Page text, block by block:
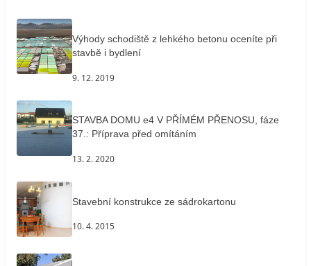
Výhody schodiště z lehkého betonu oceníte při
stavbě i bydlení
9. 12. 2019
STAVBA DOMU e4 V PŘÍMÉM PŘENOSU, fáze
37.: Příprava před omítáním
13. 2. 2020
Stavební konstrukce ze sádrokartonu
10. 4. 2015